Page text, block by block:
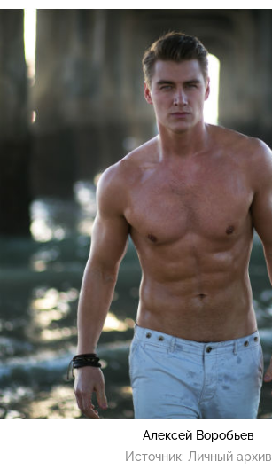
Алексей Воробьев
Источник: Личный архив